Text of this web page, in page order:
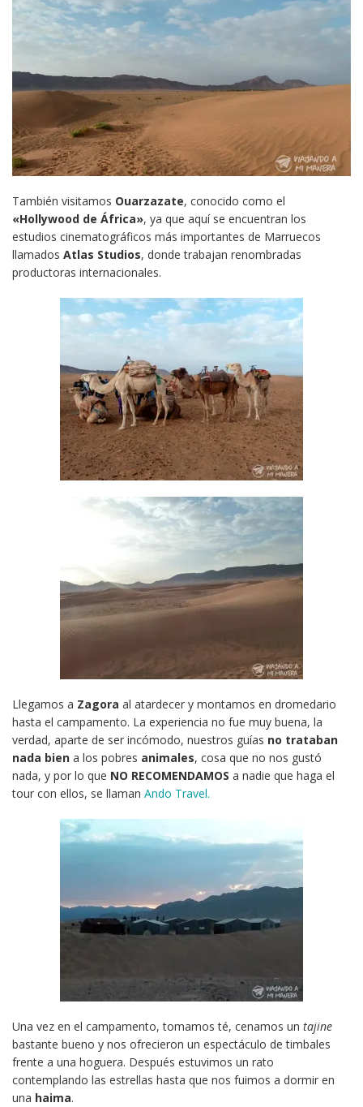
También visitamos Ouarzazate, conocido como el
«Hollywood de África», ya que aquí se encuentran los
estudios cinematográficos más importantes de Marruecos
llamados Atlas Studios, donde trabajan renombradas
productoras internacionales.
Llegamos a Zagora al atardecer y montamos en dromedario
hasta el campamento. La experiencia no fue muy buena, la
verdad, aparte de ser incómodo, nuestros guías no trataban
nada bien a los pobres animales, cosa que no nos gustó
nada, y por lo que NO RECOMENDAMOS a nadie que haga el
tour con ellos, se llaman Ando Travel.
Una vez en el campamento, tomamos té, cenamos un tajine
bastante bueno y nos ofrecieron un espectáculo de timbales
frente a una hoguera. Después estuvimos un rato
contemplando las estrellas hasta que nos fuimos a dormir en
una haima.